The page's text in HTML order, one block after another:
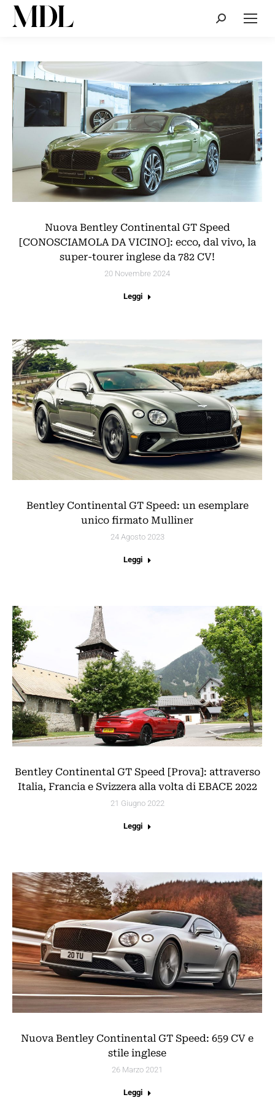
Cerca:
Nuova Bentley Continental GT Speed
[CONOSCIAMOLA DA VICINO]: ecco, dal vivo, la
super-tourer inglese da 782 CV!
20 Novembre 2024
Leggi
Bentley Continental GT Speed: un esemplare
unico firmato Mulliner
24 Agosto 2023
Leggi
Bentley Continental GT Speed [Prova]: attraverso
Italia, Francia e Svizzera alla volta di EBACE 2022
21 Giugno 2022
Leggi
Nuova Bentley Continental GT Speed: 659 CV e
stile inglese
26 Marzo 2021
Leggi